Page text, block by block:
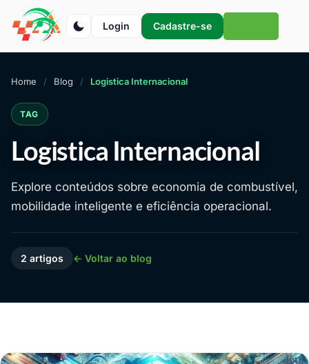
Login Cadastre-se
Home Blog Logistica Internacional
TAG
Logistica Internacional
Explore conteúdos sobre economia de combustível,
mobilidade inteligente e eficiência operacional.
2 artigos ← Voltar ao blog